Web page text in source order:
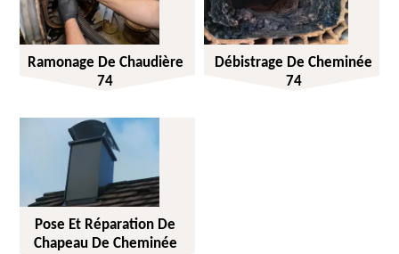
Ramonage De Chaudière
74
Débistrage De Cheminée
74
Pose Et Réparation De
Chapeau De Cheminée